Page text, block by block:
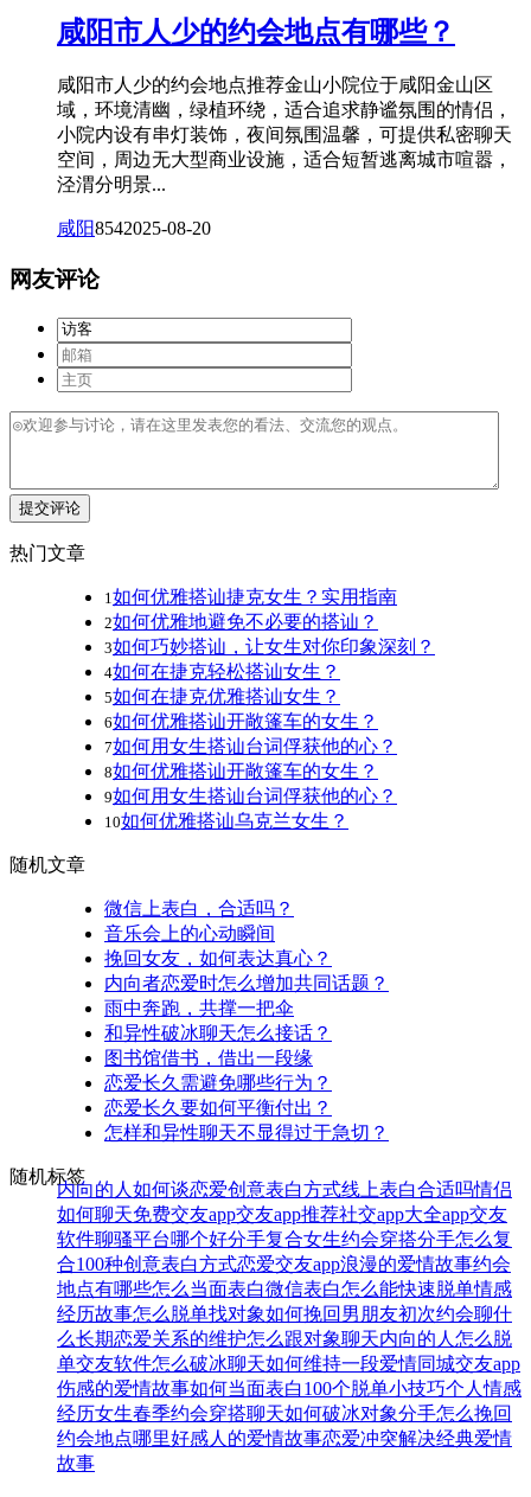
咸阳市人少的约会地点有哪些？
咸阳市人少的约会地点推荐金山小院位于咸阳金山区
域，环境清幽，绿植环绕，适合追求静谧氛围的情侣，
小院内设有串灯装饰，夜间氛围温馨，可提供私密聊天
空间，周边无大型商业设施，适合短暂逃离城市喧嚣，
泾渭分明景...
咸阳8542025-08-20
网友评论
提交评论
热门文章
1 如何优雅搭讪捷克女生？实用指南
2如何优雅地避免不必要的搭讪？
3如何巧妙搭讪，让女生对你印象深刻？
4如何在捷克轻松搭讪女生？
5如何在捷克优雅搭讪女生？
6如何优雅搭讪开敞篷车的女生？
7如何用女生搭讪台词俘获他的心？
8如何优雅搭讪开敞篷车的女生？
9如何用女生搭讪台词俘获他的心？
10如何优雅搭讪乌克兰女生？
随机文章
微信上表白，合适吗？
音乐会上的心动瞬间
挽回女友，如何表达真心？
内向者恋爱时怎么增加共同话题？
雨中奔跑，共撑一把伞
和异性破冰聊天怎么接话？
图书馆借书，借出一段缘
恋爱长久需避免哪些行为？
恋爱长久要如何平衡付出？
怎样和异性聊天不显得过于急切？
随机标签
内向的人如何谈恋爱创意表白方式线上表白合适吗情侣
如何聊天免费交友app交友app推荐社交app大全app交友
软件聊骚平台哪个好分手复合女生约会穿搭分手怎么复
合100种创意表白方式恋爱交友app浪漫的爱情故事约会
地点有哪些怎么当面表白微信表白怎么能快速脱单情感
经历故事怎么脱单找对象如何挽回男朋友初次约会聊什
么长期恋爱关系的维护怎么跟对象聊天内向的人怎么脱
单交友软件怎么破冰聊天如何维持一段爱情同城交友app
伤感的爱情故事如何当面表白100个脱单小技巧个人情感
经历女生春季约会穿搭聊天如何破冰对象分手怎么挽回
约会地点哪里好感人的爱情故事恋爱冲突解决经典爱情
故事